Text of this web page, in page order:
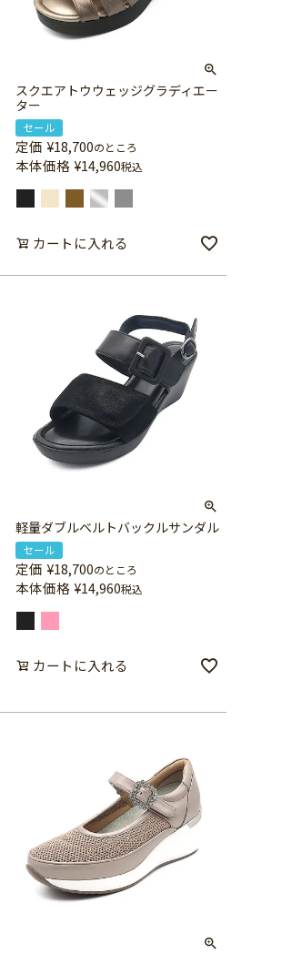
スクエアトウウェッジグラディエー
ター
セール
定価 ¥18,700のところ
本体価格 ¥14,960税込
カートに入れる
軽量ダブルベルトバックルサンダル
セール
定価 ¥18,700のところ
本体価格 ¥14,960税込
カートに入れる